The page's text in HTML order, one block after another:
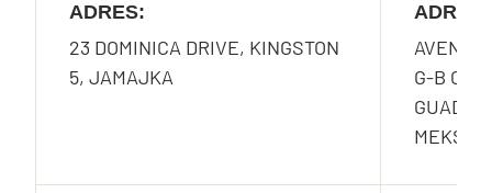
ADRES:
23 DOMINICA DRIVE, KINGSTON
5, JAMAJKA
ADRES:
G-B
GUADA-
MEKSYK